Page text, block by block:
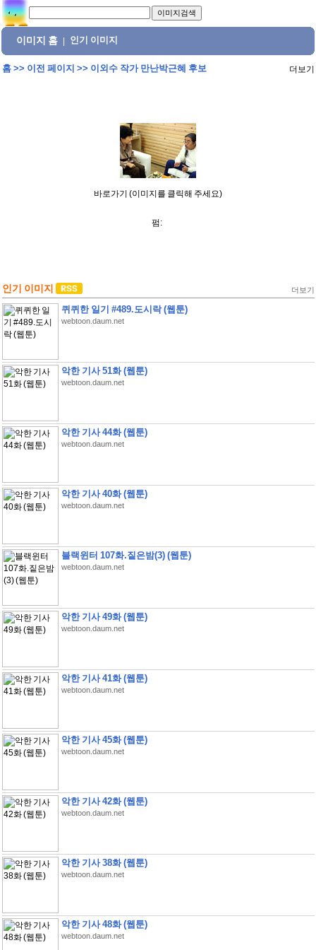
이미지 홈 인기 이미지
홈>> 이전 페이지 >> 이외수 작가 만난박근혜 후보 더보기
바로가기 (이미지를 클릭해 주세요)
펌:
인기 이미지 더보기
퀴퀴한 일기 #489.도시락 (웹툰)
webtoon.daum.net
악한 기사 51화 (웹툰)
webtoon.daum.net
악한 기사 44화 (웹툰)
webtoon.daum.net
악한 기사 40화 (웹툰)
webtoon.daum.net
블랙윈터 107화.짙은밤(3) (웹툰)
webtoon.daum.net
악한 기사 49화 (웹툰)
webtoon.daum.net
악한 기사 41화 (웹툰)
webtoon.daum.net
악한 기사 45화 (웹툰)
webtoon.daum.net
악한 기사 42화 (웹툰)
webtoon.daum.net
악한 기사 38화 (웹툰)
webtoon.daum.net
악한 기사 48화 (웹툰)
webtoon.daum.net